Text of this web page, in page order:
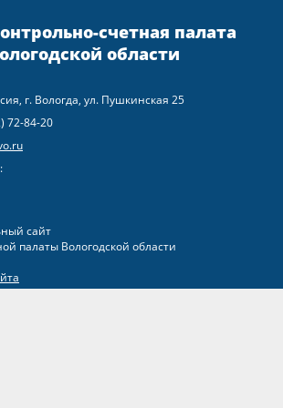
счетная палата
области
г. Вологда, ул. Пушкинская 25
72-84-20
сайт
палаты Вологодской области